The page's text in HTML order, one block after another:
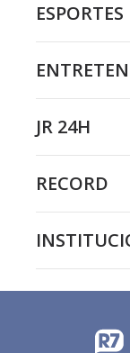
ESPORTES
JR 24H
RECORD